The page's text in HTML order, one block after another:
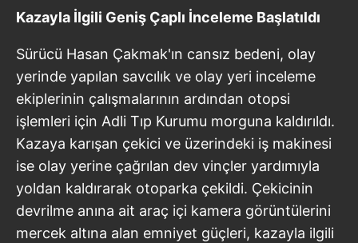
Kazayla İlgili Geniş Çaplı İnceleme Başlatıldı
Sürücü Hasan Çakmak'ın cansız bedeni, olay
yerinde yapılan savcılık ve olay yeri inceleme
ekiplerinin çalışmalarının ardından otopsi
işlemleri için Adli Tıp Kurumu morguna kaldırıldı.
Kazaya karışan çekici ve üzerindeki iş makinesi
ise olay yerine çağrılan dev vinçler yardımıyla
yoldan kaldırarak otoparka çekildi. Çekicinin
devrilme anına ait araç içi kamera görüntülerini
mercek altına alan emniyet güçleri, kazayla ilgili